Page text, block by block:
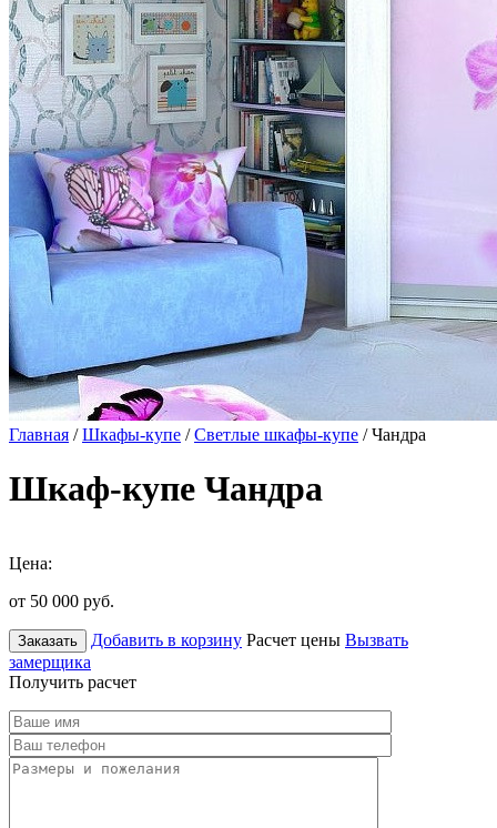
Главная /Шкафы-купе /Светлые шкафы-купе / Чандра
Шкаф-купе Чандра
Цена:
от 50 000 руб.
Заказать Добавить в корзину Расчет цены Вызвать
замерщика
Получить расчет